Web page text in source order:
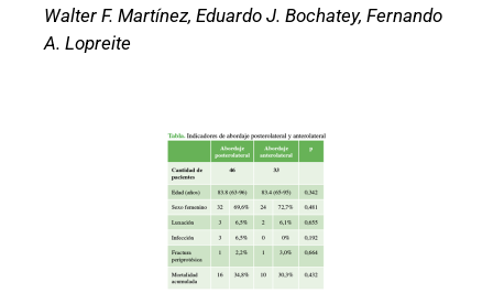
Walter F. Martínez, Eduardo J. Bochatey, Fernando
A. Lopreite